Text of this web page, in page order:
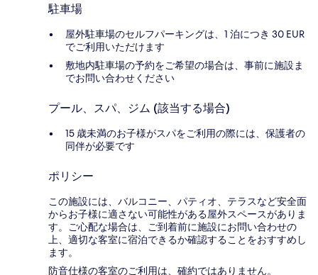
駐車場
屋外駐車場のセルフパーキングは、1 泊につき 30 EUR
でご利用いただけます
敷地内駐車場の予約をご希望の場合は、事前に施設ま
でお問い合わせください
プール、スパ、ジム (該当する場合)
15 歳未満のお子様がスパをご利用の際には、保護者の
同伴が必要です
ポリシー
この施設には、バルコニー、パティオ、テラスなど安全面
からお子様に適さない可能性がある屋外スペースがありま
す。ご心配な場合は、ご到着前に施設にお問い合わせの
上、適切な客室に宿泊できるか確認することをおすすめし
ます。
防音仕様の客室のご利用は、確約ではありません。